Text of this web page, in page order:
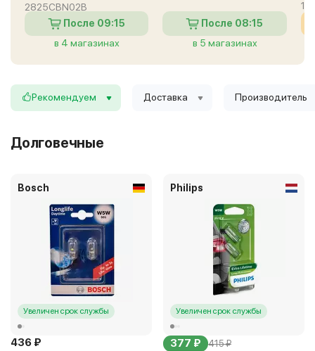
2825CBN02B
После 09:15
в 4 магазинах
После 08:15
в 5 магазинах
Рекомендуем Доставка Производитель
Долговечные
Bosch
Увеличен срок службы
436 ₽
Philips
Увеличен срок службы
377 ₽ 415 ₽